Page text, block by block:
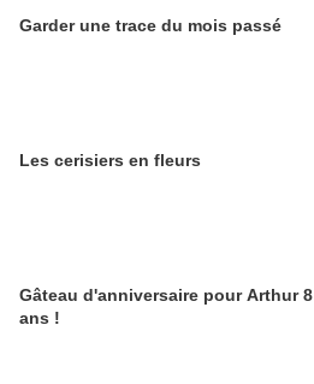
Garder une trace du mois passé
Les cerisiers en fleurs
Gâteau d'anniversaire pour Arthur 8
ans !